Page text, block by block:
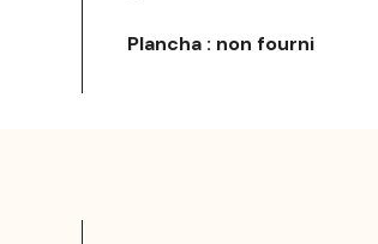
Plancha : non fourni